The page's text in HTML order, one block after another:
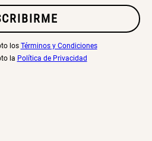
los Términos y Condiciones
la Política de Privacidad